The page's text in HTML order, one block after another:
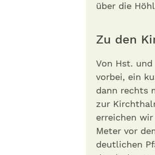
über die
Zu den
Von Hst.
vorbei, ein
dann rechts
zur
erreichen
Meter vor
deutlichen